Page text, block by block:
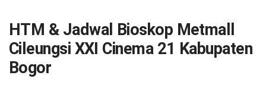
HTM & Jadwal Bioskop Metmall
Cileungsi XXI Cinema 21 Kabupaten
Bogor